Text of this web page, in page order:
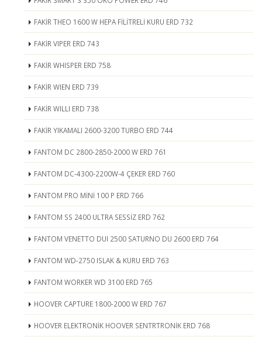
FAKİR THEO 1600 W HEPA FİLİTRELİ KURU ERD 732
FAKİR VIPER ERD 743
FAKİR WHISPER ERD 758
FAKİR WIEN ERD 739
FAKİR WILLI ERD 738
FAKİR YIKAMALI 2600-3200 TURBO ERD 744
FANTOM DC 2800-2850-2000 W ERD 761
FANTOM DC-4300-2200W-4 ÇEKER ERD 760
FANTOM PRO MİNİ 100 P ERD 766
FANTOM SS 2400 ULTRA SESSİZ ERD 762
FANTOM VENETTO DUI 2500 SATURNO DU 2600 ERD 764
FANTOM WD-2750 ISLAK & KURU ERD 763
FANTOM WORKER WD 3100 ERD 765
HOOVER CAPTURE 1800-2000 W ERD 767
HOOVER ELEKTRONİK HOOVER SENTRTRONİK ERD 768